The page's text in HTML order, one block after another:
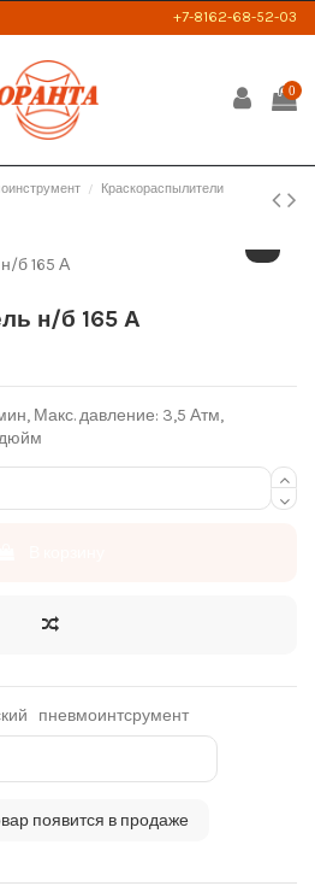
+7-8162-68-52-03
0
Краскораспылители
н/б 165 А
Макс. давление: 3,5 Атм,
пневмоинтсрумент